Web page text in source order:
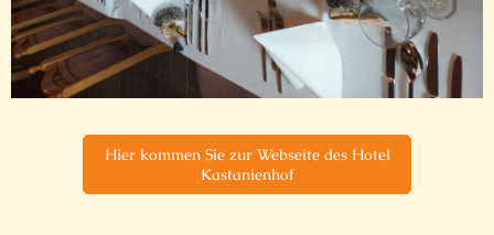
Hier kommen Sie zur Webseite des Hotel
Kastanienhof